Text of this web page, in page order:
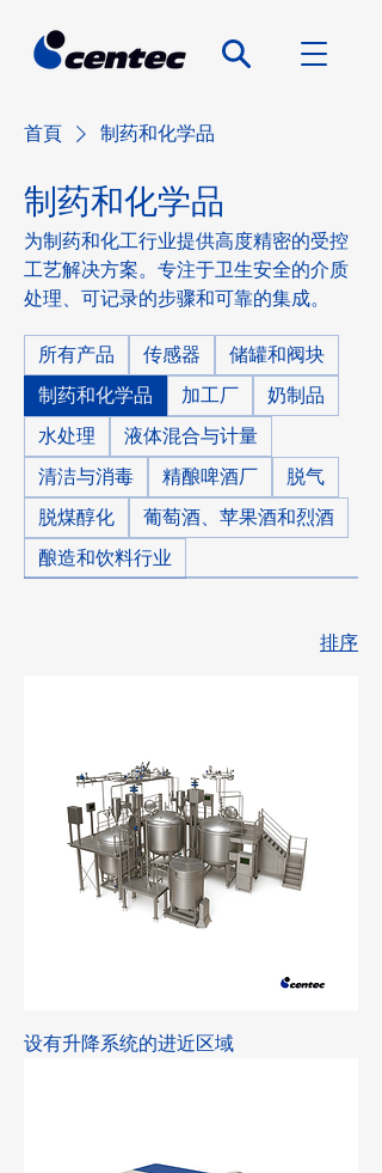
首頁 制药和化学品
制药和化学品
为制药和化工行业提供高度精密的受控
工艺解决方案。专注于卫生安全的介质
处理、可记录的步骤和可靠的集成。
所有产品 传感器
储罐和阀块
制药和化学品
加工厂
奶制品
水处理
液体混合与计量
清洁与消毒
精酿啤酒厂
脱气
脱煤醇化
葡萄酒、苹果酒和烈酒
酿造和饮料行业
排序
设有升降系统的进近区域